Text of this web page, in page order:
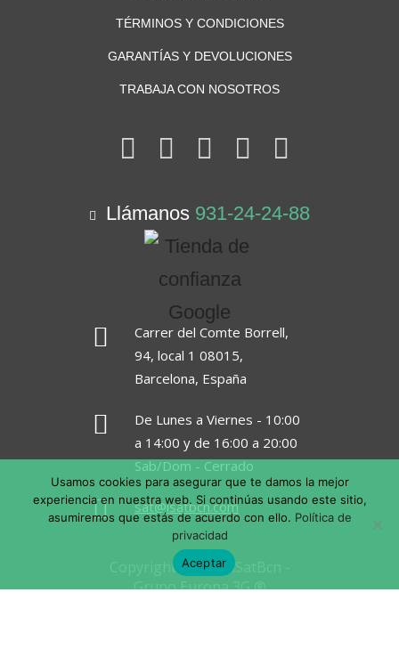
TÉRMINOS Y CONDICIONES
GARANTÍAS Y DEVOLUCIONES
TRABAJA CON NOSOTROS
Llámanos 931-24-24-88
Carrer del Comte Borrell,
94, local 1 08015,
Barcelona, España
De Lunes a Viernes - 10:00
a 14:00 y de 16:00 a 20:00
Sab/Dom - Cerrado
sat@isatbcn.com
Copyright © 2026 iSatBcn -
Grupo Europa 3G ®
Usamos cookies para asegurar que te damos la mejor
experiencia en nuestra web. Si continúas usando este sitio,
asumiremos que estás de acuerdo con ello. Política de
privacidad
Aceptar